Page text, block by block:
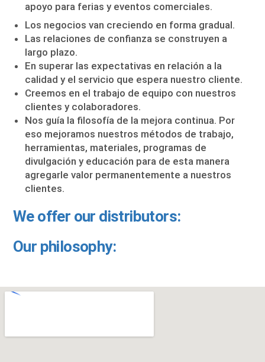
apoyo para ferias y eventos comerciales.
Los negocios van creciendo en forma gradual.
Las relaciones de confianza se construyen a
largo plazo.
En superar las expectativas en relación a la
calidad y el servicio que espera nuestro cliente.
Creemos en el trabajo de equipo con nuestros
clientes y colaboradores.
Nos guía la filosofía de la mejora continua. Por
eso mejoramos nuestros métodos de trabajo,
herramientas, materiales, programas de
divulgación y educación para de esta manera
agregarle valor permanentemente a nuestros
clientes.
We offer our distributors:
Our philosophy: